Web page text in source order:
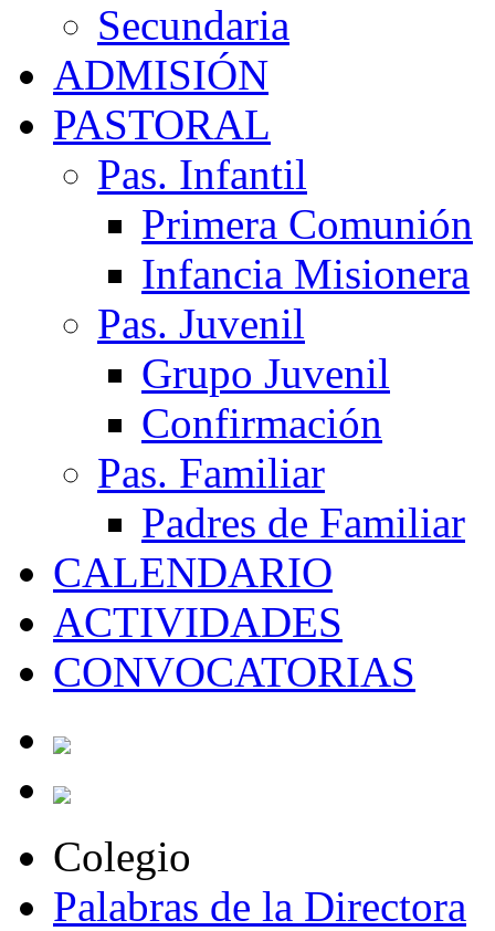
Secundaria
ADMISIÓN
PASTORAL
Pas. Infantil
Primera Comunión
Infancia Misionera
Pas. Juvenil
Grupo Juvenil
Confirmación
Pas. Familiar
Padres de Familiar
CALENDARIO
ACTIVIDADES
CONVOCATORIAS
Colegio
Palabras de la Directora